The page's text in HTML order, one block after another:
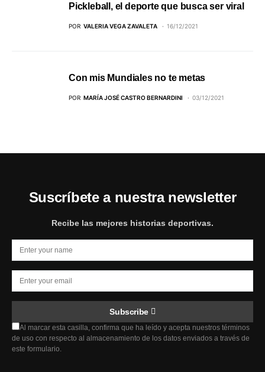
Pickleball, el deporte que busca ser viral
POR VALERIA VEGA ZAVALETA 16/12/2021
Con mis Mundiales no te metas
POR MARÍA JOSÉ CASTRO BERNARDINI 03/12/2021
Suscríbete a nuestra newsletter
Recibe las mejores historias deportivas.
Subscribe
Al marcar esta casilla, confirma que ha leído y acepta nuestros términos
de uso con respecto al almacenamiento de los datos enviados a través de
este formulario.